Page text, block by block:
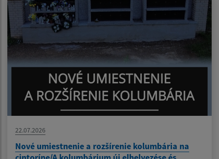
22.07.2026
Nové umiestnenie a rozšírenie kolumbária na